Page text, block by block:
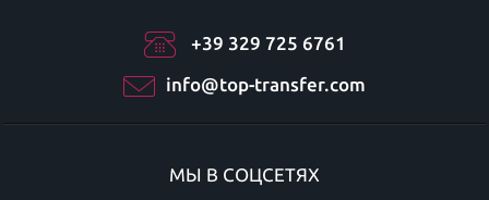
+39 329 725 6761
info@top-transfer.com
МЫ В СОЦСЕТЯХ